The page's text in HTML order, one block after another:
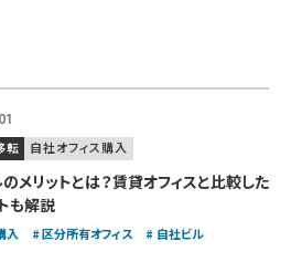
転 自社オフィス購入
メリットとは？賃貸オフィスと比較した
も解説
入 区分所有オフィス 自社ビル